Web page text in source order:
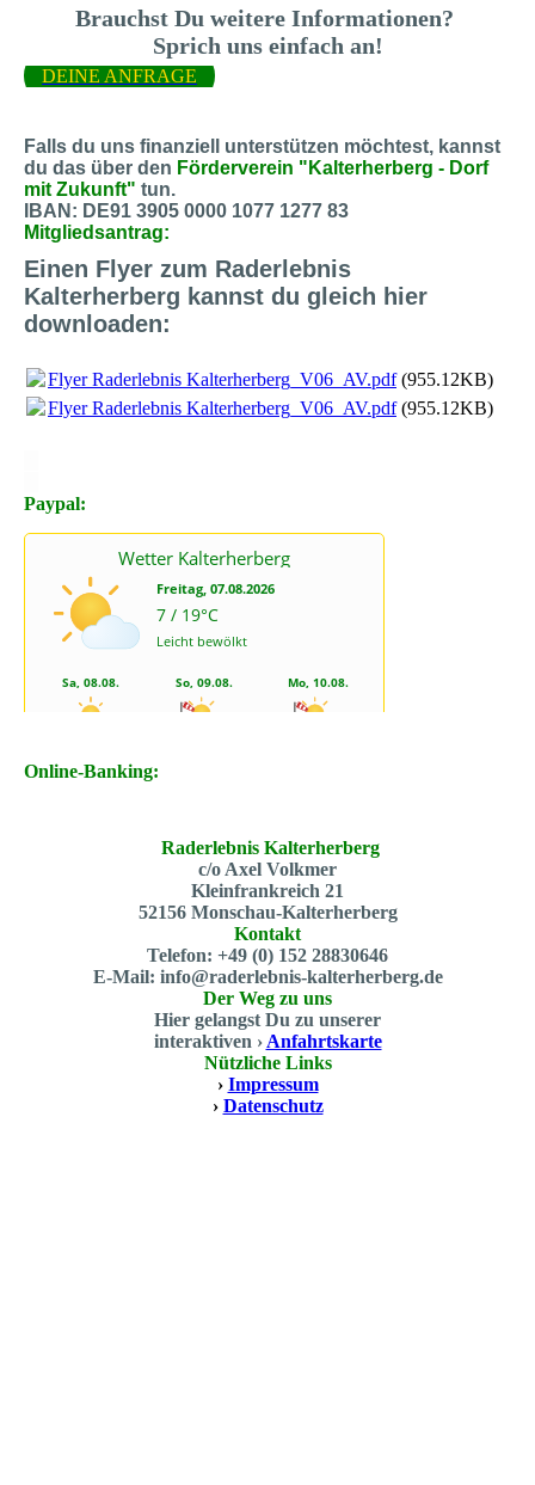
Brauchst Du weitere Informationen?
Sprich uns einfach an!
DEINE ANFRAGE
Falls du uns finanziell unterstützen möchtest, kannst
du das über den Förderverein "Kalterherberg - Dorf
mit Zukunft" tun.
IBAN: DE91 3905 0000 1077 1277 83
Mitgliedsantrag:
Einen Flyer zum Raderlebnis
Kalterherberg kannst du gleich hier
downloaden:
Flyer Raderlebnis Kalterherberg_V06_AV.pdf(955.12KB)
Flyer Raderlebnis Kalterherberg_V06_AV.pdf(955.12KB)
Paypal:
Online-Banking:
Raderlebnis Kalterherberg
c/o Axel Volkmer
Kleinfrankreich 21
52156 Monschau-Kalterherberg
Kontakt
Telefon: +49 (0) 152 28830646
E-Mail: info@raderlebnis-kalterherberg.de
Der Weg zu uns
Hier gelangst Du zu unserer
interaktiven › Anfahrtskarte
Nützliche Links
› Impressum
› Datenschutz